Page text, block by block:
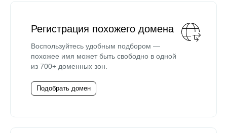
Регистрация похожего домена
Воспользуйтесь удобным подбором —
похожее имя может быть свободно в одной
из 700+ доменных зон.
Подобрать домен